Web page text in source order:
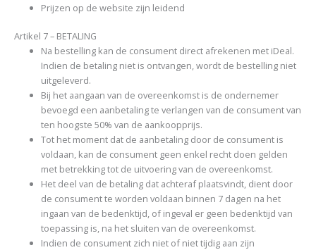
Prijzen op de website zijn leidend
Artikel 7 – BETALING
Na bestelling kan de consument direct afrekenen met iDeal.
Indien de betaling niet is ontvangen, wordt de bestelling niet
uitgeleverd.
Bij het aangaan van de overeenkomst is de ondernemer
bevoegd een aanbetaling te verlangen van de consument van
ten hoogste 50% van de aankoopprijs.
Tot het moment dat de aanbetaling door de consument is
voldaan, kan de consument geen enkel recht doen gelden
met betrekking tot de uitvoering van de overeenkomst.
Het deel van de betaling dat achteraf plaatsvindt, dient door
de consument te worden voldaan binnen 7 dagen na het
ingaan van de bedenktijd, of ingeval er geen bedenktijd van
toepassing is, na het sluiten van de overeenkomst.
Indien de consument zich niet of niet tijdig aan zijn